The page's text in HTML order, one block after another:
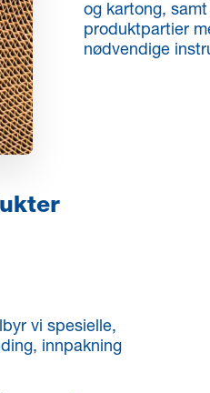
og kartong,
produktpartier
nødvendige
vi spesielle,
innpakning